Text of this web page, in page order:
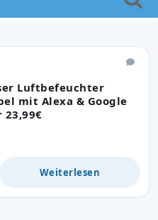
Luftbefeuchter
mit Alexa & Google
23,99€
Weiterlesen